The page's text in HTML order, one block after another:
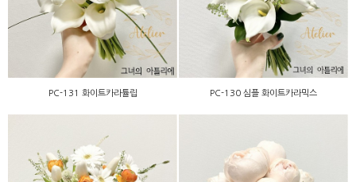
PC-131 화이트카라튤립 PC-130 심플 화이트카라믹스